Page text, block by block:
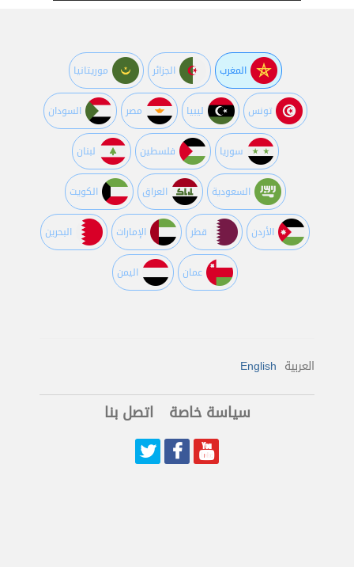
المغرب الجزائر موريتانيا
تونس ليبيا مصر السودان
سوريا فلسطين لبنان
السعودية العراق الكويت
اﻷردن قطر اﻹمارات البحرين
عمان اليمن
العربية English
سياسة خاصة اتصل بنا